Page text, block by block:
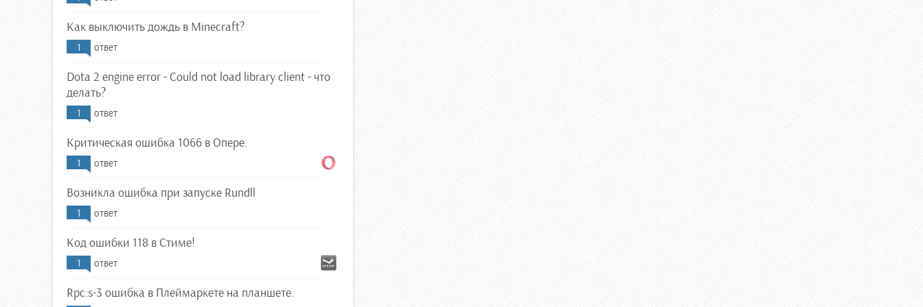
Как выключить дождь в Minecraft?
1 ответ
Dota 2 engine error - Could not load library client - что
делать?
1 ответ
Критическая ошибка 1066 в Опере.
1 ответ
Возникла ошибка при запуске Rundll
1 ответ
Код ошибки 118 в Стиме!
1 ответ
Rpc:s-3 ошибка в Плеймаркете на планшете.